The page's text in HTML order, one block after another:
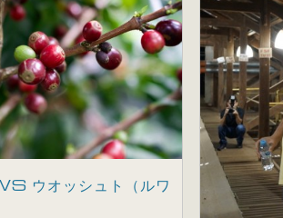
ウオッシュト（ルワ